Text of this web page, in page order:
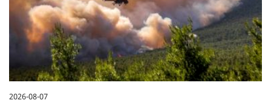
2026-08-07